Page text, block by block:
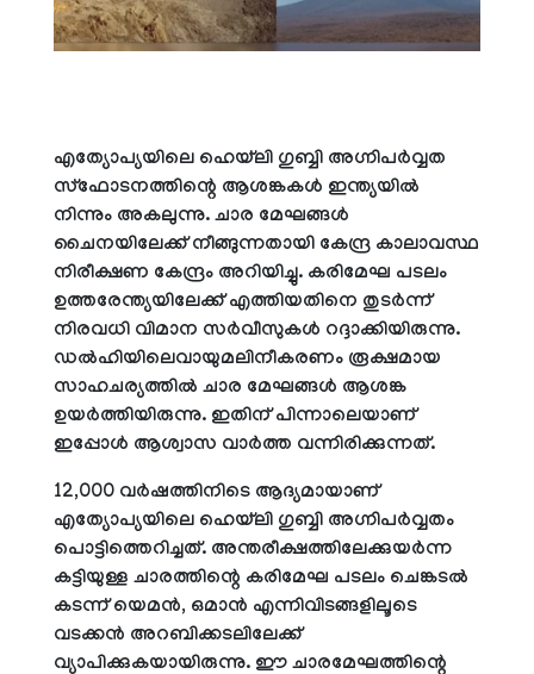
എത്യോപ്യയിലെ ഹെയ്‌ലി ഗുബ്ബി അഗ്നിപര്‍വ്വത
സ്ഫോടനത്തിന്റെ ആശങ്കകള്‍ ഇന്ത്യയില്‍
നിന്നും അകലുന്നു. ചാര മേഘങ്ങള്‍
ചൈനയിലേക്ക് നീങ്ങുന്നതായി കേന്ദ്ര കാലാവസ്ഥ
നിരീക്ഷണ കേന്ദ്രം അറിയിച്ചു. കരിമേഘ പടലം
ഉത്തരേന്ത്യയിലേക്ക് എത്തിയതിനെ തുടര്‍ന്ന്
നിരവധി വിമാന സര്‍വീസുകള്‍ റദ്ദാക്കിയിരുന്നു.
ഡല്‍ഹിയിലെവായുമലിനീകരണം രൂക്ഷമായ
സാഹചര്യത്തില്‍ ചാര മേഘങ്ങള്‍ ആശങ്ക
ഉയര്‍ത്തിയിരുന്നു. ഇതിന് പിന്നാലെയാണ്
ഇപ്പോള്‍ ആശ്വാസ വാര്‍ത്ത വന്നിരിക്കുന്നത്.
12,000 വര്‍ഷത്തിനിടെ ആദ്യമായാണ്
എത്യോപ്യയിലെ ഹെയ്‌ലി ഗുബ്ബി അഗ്നിപര്‍വ്വതം
പൊട്ടിത്തെറിച്ചത്. അന്തരീക്ഷത്തിലേക്കുയര്‍ന്ന
കട്ടിയുള്ള ചാരത്തിന്റെ കരിമേഘ പടലം ചെങ്കടല്‍
കടന്ന് യെമന്‍, ഒമാന്‍ എന്നിവിടങ്ങളിലൂടെ
വടക്കന്‍ അറബിക്കടലിലേക്ക്
വ്യാപിക്കുകയായിരുന്നു. ഈ ചാരമേഘത്തിന്റെ